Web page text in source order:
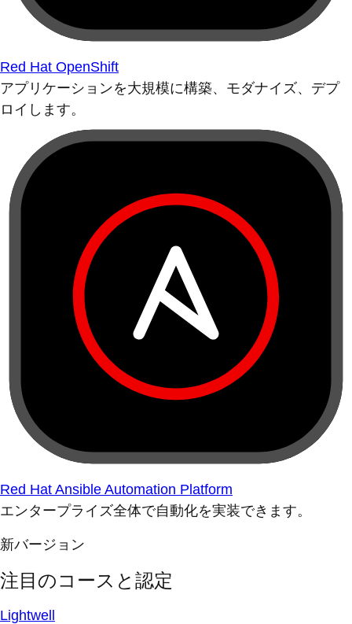
Red Hat OpenShift
アプリケーションを大規模に構築、モダナイズ、デプ
ロイします。
Red Hat Ansible Automation Platform
エンタープライズ全体で自動化を実装できます。
新バージョン
注目のコースと認定
Lightwell